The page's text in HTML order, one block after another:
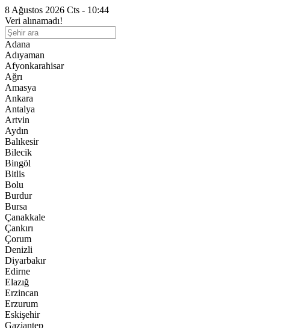
8 Ağustos 2026 Cts - 10:44
Veri alınamadı!
Adana
Adıyaman
Afyonkarahisar
Ağrı
Amasya
Ankara
Antalya
Artvin
Aydın
Balıkesir
Bilecik
Bingöl
Bitlis
Bolu
Burdur
Bursa
Çanakkale
Çankırı
Çorum
Denizli
Diyarbakır
Edirne
Elazığ
Erzincan
Erzurum
Eskişehir
Gaziantep